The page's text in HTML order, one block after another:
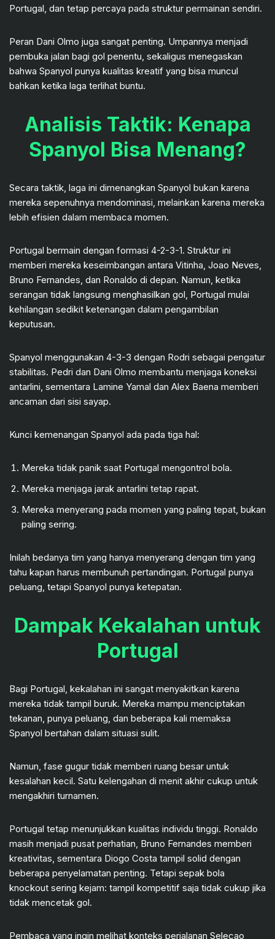
Portugal, dan tetap percaya pada struktur permainan sendiri.
Peran Dani Olmo juga sangat penting. Umpannya menjadi
pembuka jalan bagi gol penentu, sekaligus menegaskan
bahwa Spanyol punya kualitas kreatif yang bisa muncul
bahkan ketika laga terlihat buntu.
Analisis Taktik: Kenapa
Spanyol Bisa Menang?
Secara taktik, laga ini dimenangkan Spanyol bukan karena
mereka sepenuhnya mendominasi, melainkan karena mereka
lebih efisien dalam membaca momen.
Portugal bermain dengan formasi 4-2-3-1. Struktur ini
memberi mereka keseimbangan antara Vitinha, Joao Neves,
Bruno Fernandes, dan Ronaldo di depan. Namun, ketika
serangan tidak langsung menghasilkan gol, Portugal mulai
kehilangan sedikit ketenangan dalam pengambilan
keputusan.
Spanyol menggunakan 4-3-3 dengan Rodri sebagai pengatur
stabilitas. Pedri dan Dani Olmo membantu menjaga koneksi
antarlini, sementara Lamine Yamal dan Alex Baena memberi
ancaman dari sisi sayap.
Kunci kemenangan Spanyol ada pada tiga hal:
Mereka tidak panik saat Portugal mengontrol bola.
Mereka menjaga jarak antarlini tetap rapat.
Mereka menyerang pada momen yang paling tepat, bukan
paling sering.
Inilah bedanya tim yang hanya menyerang dengan tim yang
tahu kapan harus membunuh pertandingan. Portugal punya
peluang, tetapi Spanyol punya ketepatan.
Dampak Kekalahan untuk
Portugal
Bagi Portugal, kekalahan ini sangat menyakitkan karena
mereka tidak tampil buruk. Mereka mampu menciptakan
tekanan, punya peluang, dan beberapa kali memaksa
Spanyol bertahan dalam situasi sulit.
Namun, fase gugur tidak memberi ruang besar untuk
kesalahan kecil. Satu kelengahan di menit akhir cukup untuk
mengakhiri turnamen.
Portugal tetap menunjukkan kualitas individu tinggi. Ronaldo
masih menjadi pusat perhatian, Bruno Fernandes memberi
kreativitas, sementara Diogo Costa tampil solid dengan
beberapa penyelamatan penting. Tetapi sepak bola
knockout sering kejam: tampil kompetitif saja tidak cukup jika
tidak mencetak gol.
Pembaca yang ingin melihat konteks perjalanan Selecao